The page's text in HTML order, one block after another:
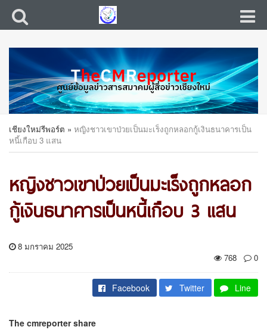
เชียงใหม่รีพอร์ต » หญิงชาวเขาป่วยเป็นมะเร็งถูกหลอกกู้เงินธนาคารเป็น
หนี้เกือบ 3 แสน
หญิงชาวเขาป่วยเป็นมะเร็งถูกหลอก
กู้เงินธนาคารเป็นหนี้เกือบ 3 แสน
8 มกราคม 2025
768
0
Facebook Twitter Line
The cmreporter share